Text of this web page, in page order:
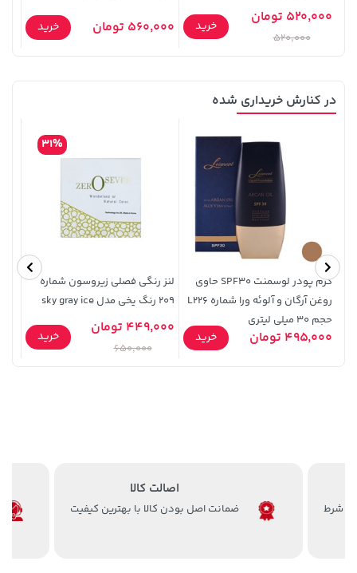
44,780,000 تومان
27,580,000 تومان
2,679,000 تومان
3,820,000
520,000 تومان
520,000
خرید 560,000 تومان خرید
در کنارش خریداری شده
کرم پودر لوسمنت SPF30 حاوی
روغن آرگان و آلوئه ورا شماره L226
حجم 30 میلی لیتری
495,000 تومان خرید
لنز رنگی فصلی زیروسون شماره
209 رنگ یخی مدل sky gray ice
31%
449,000 تومان
650,000
خرید
اصالت کالا
ضمانت اصل بودن کالا با بهترین کیفیت